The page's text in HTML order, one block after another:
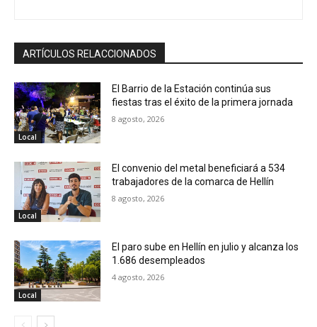
ARTÍCULOS RELACCIONADOS
Local
El Barrio de la Estación continúa sus
fiestas tras el éxito de la primera jornada
8 agosto, 2026
Local
El convenio del metal beneficiará a 534
trabajadores de la comarca de Hellín
8 agosto, 2026
Local
El paro sube en Hellín en julio y alcanza los
1.686 desempleados
4 agosto, 2026